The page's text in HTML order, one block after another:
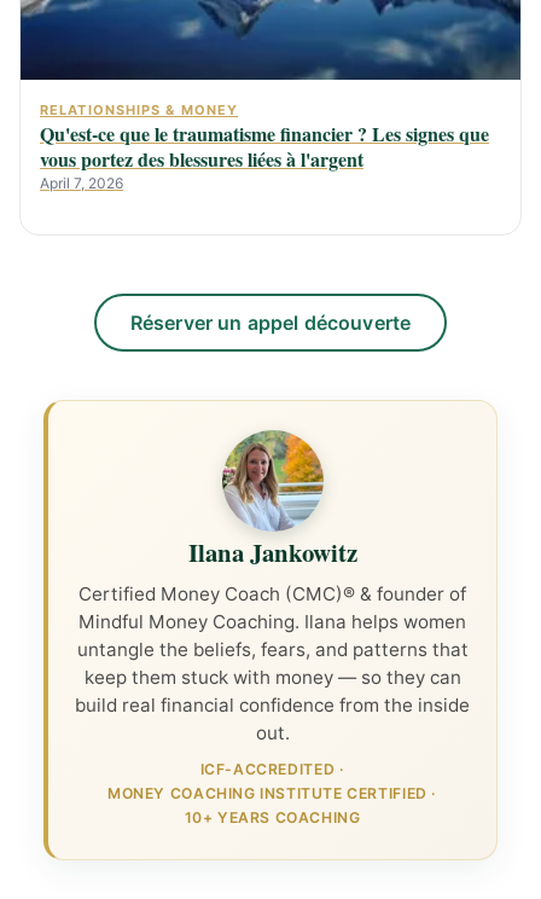
RELATIONSHIPS & MONEY
Qu'est-ce que le traumatisme financier ? Les signes que
vous portez des blessures liées à l'argent
April 7, 2026
Réserver un appel découverte
Ilana Jankowitz
Certified Money Coach (CMC)® & founder of
Mindful Money Coaching. Ilana helps women
untangle the beliefs, fears, and patterns that
keep them stuck with money — so they can
build real financial confidence from the inside
out.
ICF-ACCREDITED ·
MONEY COACHING INSTITUTE CERTIFIED ·
10+ YEARS COACHING